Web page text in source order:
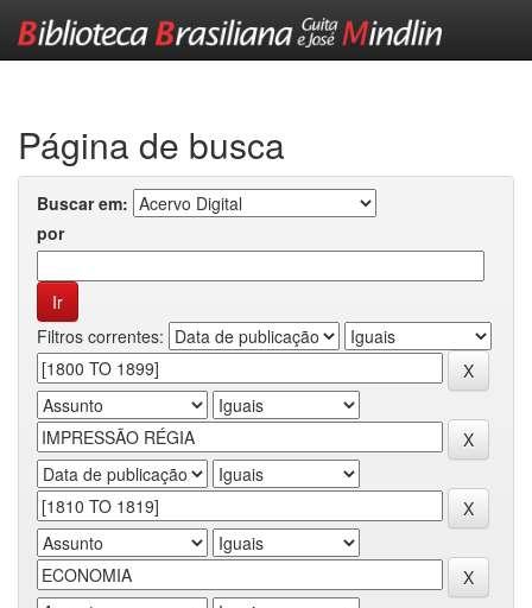
Página de busca
Buscar em:
por
Filtros correntes: